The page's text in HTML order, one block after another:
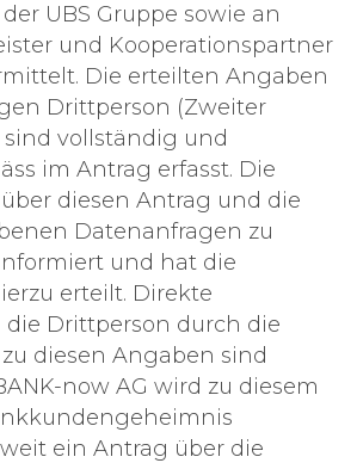
UBS Gruppe sowie an
und Kooperationspartner
Die erteilten Angaben
Drittperson (Zweiter
vollständig und
im Antrag erfasst. Die
diesen Antrag und die
Datenanfragen zu
und hat die
erteilt. Direkte
die Drittperson durch die
diesen Angaben sind
now AG wird zu diesem
ein Antrag über die